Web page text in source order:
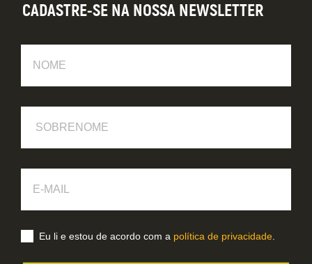
CADASTRE-SE NA NOSSA NEWSLETTER
Mail
Eu li e estou de acordo com a política de privacidade